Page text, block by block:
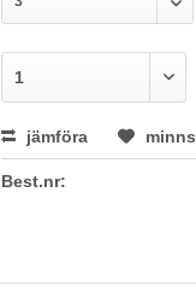
jämföra minns
Best.nr: